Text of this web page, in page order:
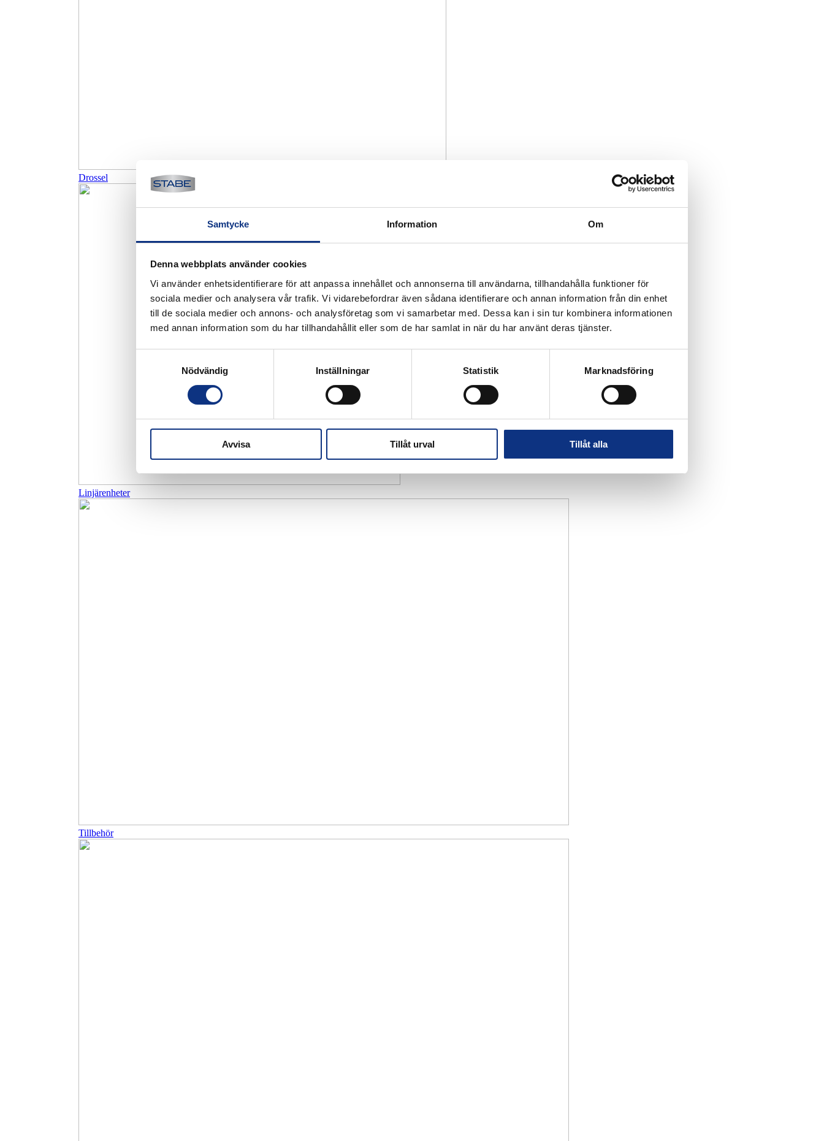
Samtycke Information Om
Denna webbplats använder cookies
Vi använder enhetsidentifierare för att anpassa innehållet och annonserna till användarna, tillhandahålla funktioner för
sociala medier och analysera vår trafik. Vi vidarebefordrar även sådana identifierare och annan information från din enhet
till de sociala medier och annons- och analysföretag som vi samarbetar med. Dessa kan i sin tur kombinera informationen
med annan information som du har tillhandahållit eller som de har samlat in när du har använt deras tjänster.
Nödvändig
Inställningar Statistik Marknadsföring
Avvisa Tillåt urval Tillåt alla
Drossel
Linjärenheter
Tillbehör